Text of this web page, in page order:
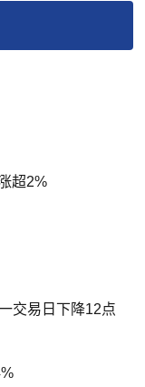
超2%
交易日下降12点